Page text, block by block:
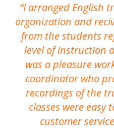
I arranged English
organization and
from the students
level of instruction
was a pleasure
coordinator who
recordings of the
classes were easy
customer